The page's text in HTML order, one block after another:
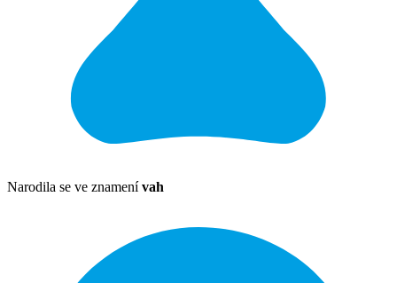
Narodila se ve znamení vah